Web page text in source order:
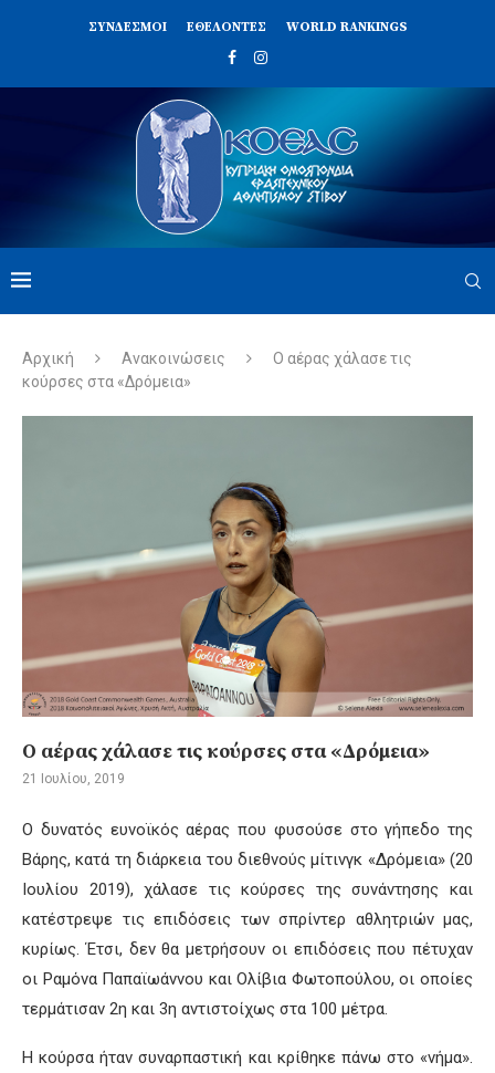
ΣΥΝΔΈΣΜΟΙ ΕΘΕΛΟΝΤΈΣ WORLD RANKINGS
Αρχική Ανακοινώσεις
Ο αέρας χάλασε τις
κούρσες στα «Δρόμεια»
Ο αέρας χάλασε τις κούρσες στα «Δρόμεια»
21 Ιουλίου, 2019
Ο δυνατός ευνοϊκόςαέρας που φυσούσε στο γήπεδο της
Βάρης, κατά τη διάρκεια του διεθνούς μίτινγκ «Δρόμεια»(20
Ιουλίου 2019), χάλασε τις κούρσες της συνάντησης και
κατέστρεψε τις επιδόσεις των σπρίντερ αθλητριών μας,
κυρίως. Έτσι, δεν θα μετρήσουν οι επιδόσεις που πέτυχαν
οι Ραμόνα Παπαϊωάννου και Ολίβια Φωτοπούλου,οι οποίες
τερμάτισαν 2η και 3η αντιστοίχως στα 100 μέτρα.
Η κούρσα ήταν συναρπαστική και κρίθηκε πάνω στο «νήμα».